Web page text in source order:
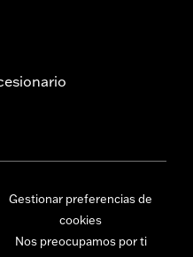
Gestionar preferencias de
cookies
Nos preocupamos por ti